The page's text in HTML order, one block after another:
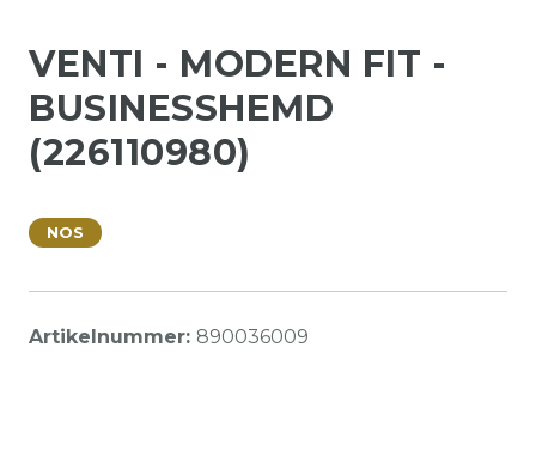
VENTI - MODERN FIT -
BUSINESSHEMD
(226110980)
NOS
Artikelnummer: 890036009